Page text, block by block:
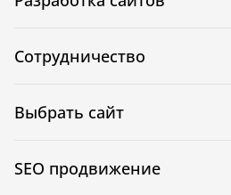
Сотрудничество
Выбрать сайт
SEO продвижение